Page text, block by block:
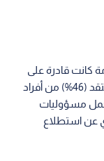
كانت قادرة على
تحمل مسؤوليات المرحلة السابقة. بالمقابل يعتقد (46%) من أفراد
مسؤوليات
عن استطلاع